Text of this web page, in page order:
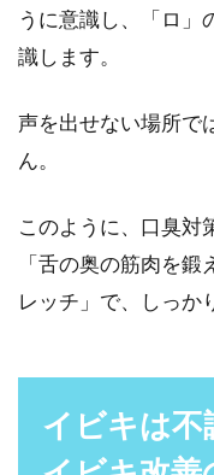
うに意識し、「ロ」
識します。
声を出せない場所で
ん。
このように、口臭対
「舌の奥の筋肉を
レッチ」で、しっか
イビキは不